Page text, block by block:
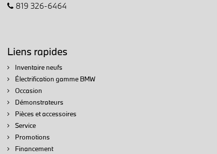
819 326-6464
Liens rapides
Inventaire neufs
Électrification gamme BMW
Occasion
Démonstrateurs
Pièces et accessoires
Service
Promotions
Financement